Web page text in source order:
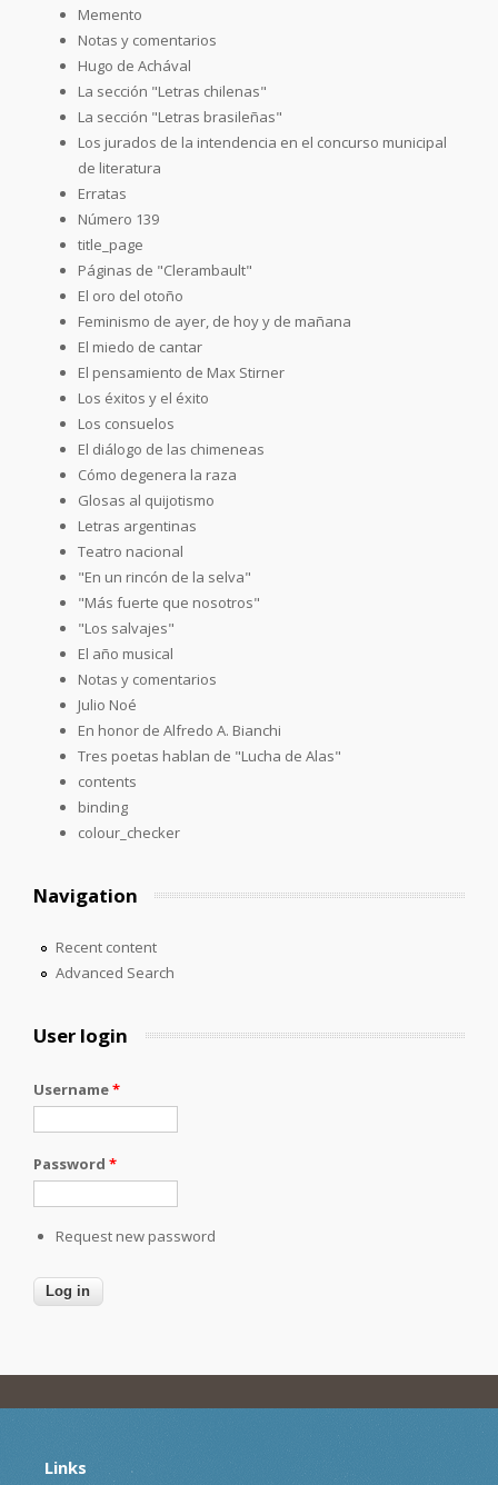
Memento
Notas y comentarios
Hugo de Achával
La sección "Letras chilenas"
La sección "Letras brasileñas"
Los jurados de la intendencia en el concurso municipal
de literatura
Erratas
Número 139
title_page
Páginas de "Clerambault"
El oro del otoño
Feminismo de ayer, de hoy y de mañana
El miedo de cantar
El pensamiento de Max Stirner
Los éxitos y el éxito
Los consuelos
El diálogo de las chimeneas
Cómo degenera la raza
Glosas al quijotismo
Letras argentinas
Teatro nacional
"En un rincón de la selva"
"Más fuerte que nosotros"
"Los salvajes"
El año musical
Notas y comentarios
Julio Noé
En honor de Alfredo A. Bianchi
Tres poetas hablan de "Lucha de Alas"
contents
binding
colour_checker
Navigation
Recent content
Advanced Search
User login
Username*
Password *
Request new password
Links